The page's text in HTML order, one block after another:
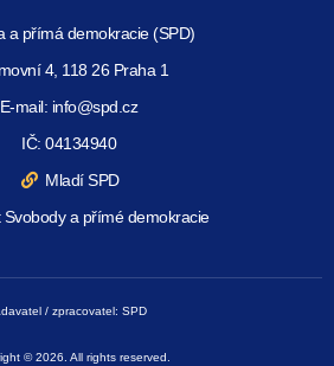
a přímá demokracie (SPD)
4, 118 26 Praha 1
E-mail: info@spd.cz
IČ: 04134940
Mladí SPD
Svobody a přímé demokracie
/ zpracovatel: SPD
© 2026. All rights reserved.